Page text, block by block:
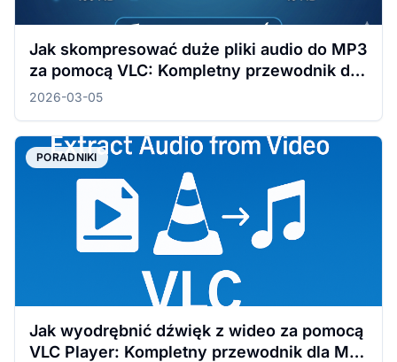
Jak skompresować duże pliki audio do MP3
za pomocą VLC: Kompletny przewodnik dla
Windows i Mac
2026-03-05
PORADNIKI
Jak wyodrębnić dźwięk z wideo za pomocą
VLC Player: Kompletny przewodnik dla Mac